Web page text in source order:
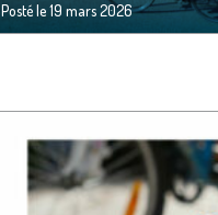
Posté le19 mars 2026